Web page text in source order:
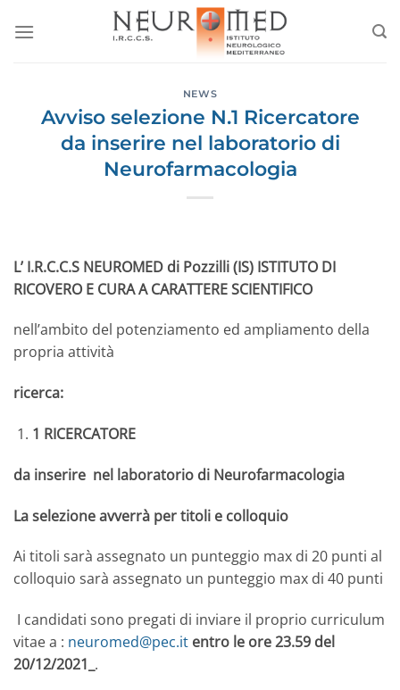
NEWS
Avviso selezione N.1 Ricercatore
da inserire nel laboratorio di
Neurofarmacologia
L’ I.R.C.C.S NEUROMED di Pozzilli (IS) ISTITUTO DI
RICOVERO E CURA A CARATTERE SCIENTIFICO
nell’ambito del potenziamento ed ampliamento della
propria attività
ricerca:
1 RICERCATORE
da inserire nel laboratorio di Neurofarmacologia
La selezione avverrà per titoli e colloquio
Ai titoli sarà assegnato un punteggio max di 20 punti al
colloquio sarà assegnato un punteggio max di 40 punti
I candidati sono pregati di inviare il proprio curriculum
vitae a : neuromed@pec.it entro le ore 23.59 del
20/12/2021_ .